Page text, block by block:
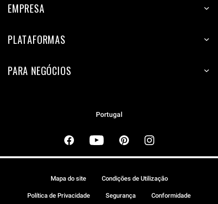
EMPRESA
PLATAFORMAS
PARA NEGÓCIOS
Portugal
Mapa do site Condições de Utilização
Política de Privacidade Segurança Conformidade